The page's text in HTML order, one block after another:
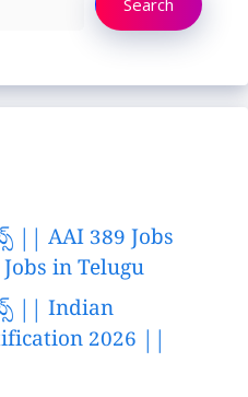
Search
|| AAI 389 Jobs
in Telugu
|| Indian
2026 ||